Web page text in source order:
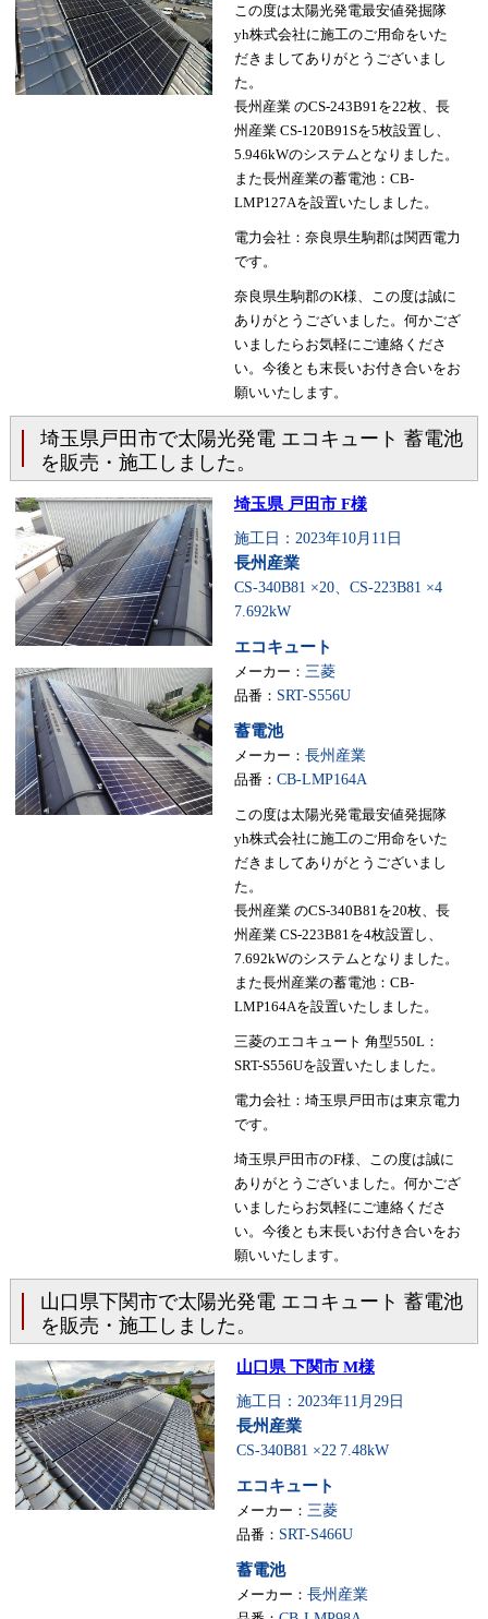
この度は太陽光発電最安値発掘隊
yh株式会社に施工のご用命をいた
だきましてありがとうございまし
た。
長州産業 のCS-243B91を22枚、長
州産業 CS-120B91Sを5枚設置し、
5.946kWのシステムとなりました。
また長州産業の蓄電池：CB-
LMP127Aを設置いたしました。
電力会社：奈良県生駒郡は関西電力
です。
奈良県生駒郡のK様、この度は誠に
ありがとうございました。何かござ
いましたらお気軽にご連絡くださ
い。今後とも末長いお付き合いをお
願いいたします。
埼玉県戸田市で太陽光発電 エコキュート 蓄電池
を販売・施工しました。
埼玉県 戸田市 F様
施工日：2023年10月11日
長州産業
CS-340B81 ×20、CS-223B81 ×4
7.692kW
エコキュート
メーカー： 三菱
品番： SRT-S556U
蓄電池
メーカー： 長州産業
品番： CB-LMP164A
この度は太陽光発電最安値発掘隊
yh株式会社に施工のご用命をいた
だきましてありがとうございまし
た。
長州産業 のCS-340B81を20枚、長
州産業 CS-223B81を4枚設置し、
7.692kWのシステムとなりました。
また長州産業の蓄電池：CB-
LMP164Aを設置いたしました。
三菱のエコキュート 角型550L：
SRT-S556Uを設置いたしました。
電力会社：埼玉県戸田市は東京電力
です。
埼玉県戸田市のF様、この度は誠に
ありがとうございました。何かござ
いましたらお気軽にご連絡くださ
い。今後とも末長いお付き合いをお
願いいたします。
山口県下関市で太陽光発電 エコキュート 蓄電池
を販売・施工しました。
山口県 下関市 M様
施工日：2023年11月29日
長州産業
CS-340B81 ×22 7.48kW
エコキュート
メーカー： 三菱
品番： SRT-S466U
蓄電池
メーカー： 長州産業